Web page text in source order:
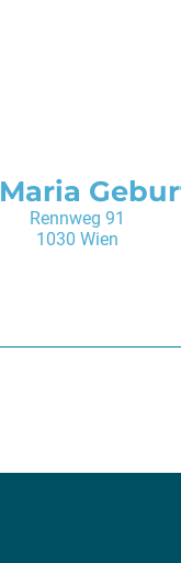
Maria
Rennweg 91
1030 Wien